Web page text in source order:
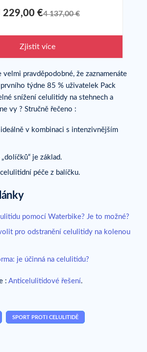
229,00 €4 137,00 €
Zjistit více
pravděpodobné, že zaznamenáte
týdne 85 % uživatelek Pack
snížení celulitidy na stehnech a
vy ? Stručně řečeno :
ideálně v kombinaci s intenzivnějším
je základ.
péče z balíčku.
pomocí Waterbike? Je to možné?
pro odstranění celulitidy na kolenou
je účinná na celulitidu?
: Anticelulitidové řešení.
SPORT PROTI CELULITIDĚ